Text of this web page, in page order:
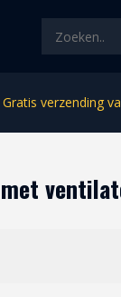
Gratis verzending